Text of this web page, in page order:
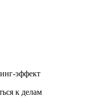
эффект
к делам